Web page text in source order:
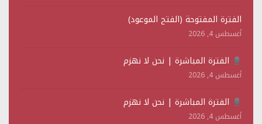
الفترة المفتوحة (الفتح الموعود)
أغسطس 4, 2026
الفترة المباشرة | نحن لا نهزم
أغسطس 4, 2026
الفترة المباشرة | نحن لا نهزم
أغسطس 4, 2026